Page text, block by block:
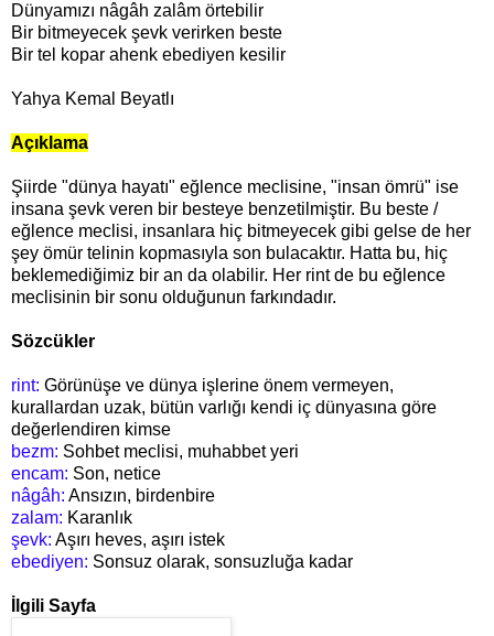
Dünyamızı nâgâh zalâm örtebilir
Bir bitmeyecek şevk verirken beste
Bir tel kopar ahenk ebediyen kesilir
Yahya Kemal Beyatlı
Açıklama
Şiirde "dünya hayatı" eğlence meclisine, "insan ömrü" ise
insana şevk veren bir besteye benzetilmiştir. Bu beste /
eğlence meclisi, insanlara hiç bitmeyecek gibi gelse de her
şey ömür telinin kopmasıyla son bulacaktır. Hatta bu, hiç
beklemediğimiz bir an da olabilir. Her rint de bu eğlence
meclisinin bir sonu olduğunun farkındadır.
Sözcükler
rint: Görünüşe ve dünya işlerine önem vermeyen,
kurallardan uzak, bütün varlığı kendi iç dünyasına göre
değerlendiren kimse
bezm: Sohbet meclisi, muhabbet yeri
encam: Son, netice
nâgâh: Ansızın, birdenbire
zalam: Karanlık
şevk: Aşırı heves, aşırı istek
ebediyen: Sonsuz olarak, sonsuzluğa kadar
İlgili Sayfa